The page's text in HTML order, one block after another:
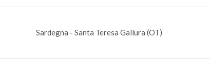
Sardegna - Santa Teresa Gallura (OT)